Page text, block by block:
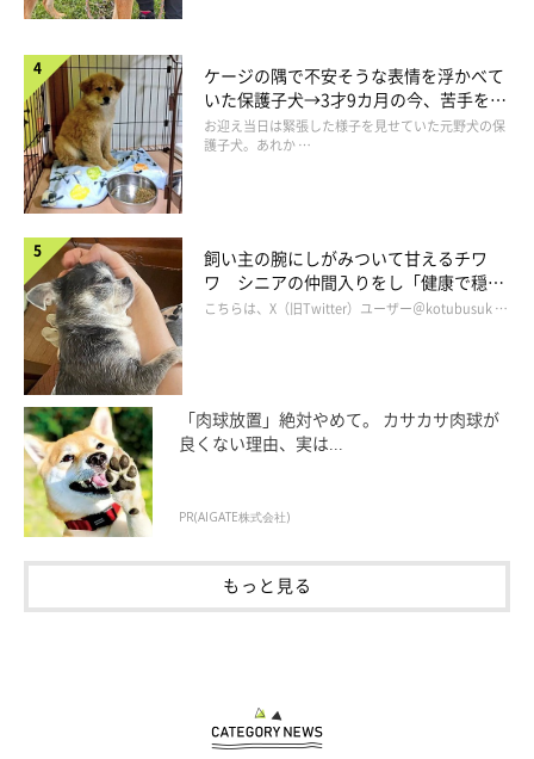
コッペパンちゃんはどんなコに成長した？
《写真左から》先住犬・しらたまちゃん（取材時9才／柴犬）、コッペパン
取材時、コッペパンちゃんは1才になりました。先住犬・しらた
まちゃんと日々競い合っているからか、
ケージの隅で不安そうな表情を浮かべて
いた保護子犬→3才9カ月の今、苦手を克
服し頼もしいコに成長！
お迎え当日は緊張した様子を見せていた元野犬の保
護子犬。あれか …
飼い主の腕にしがみついて甘えるチワ
ワ シニアの仲間入りをし「健康で穏や
かな暮らしが続いてほしい」と願う
こちらは、X（旧Twitter）ユーザー＠kotubusuk …
「肉球放置」絶対やめて。 カサカサ肉球が
良くない理由、実は...
PR(AIGATE株式会社)
もっと見る